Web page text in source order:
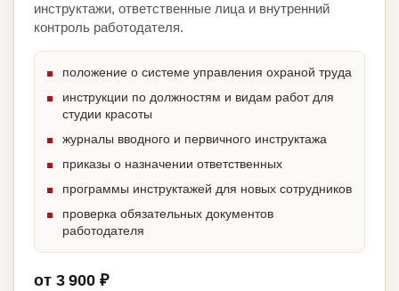
инструктажи, ответственные лица и внутренний
контроль работодателя.
положение о системе управления охраной труда
инструкции по должностям и видам работ для
студии красоты
журналы вводного и первичного инструктажа
приказы о назначении ответственных
программы инструктажей для новых сотрудников
проверка обязательных документов
работодателя
от 3 900 ₽